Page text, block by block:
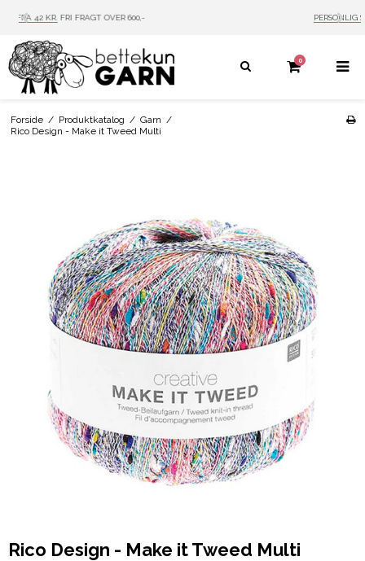
PERSONLIG SERVICE MAIL: INFO@BETTEKUN.DK
0
Forside / Produktkatalog / Garn /
Rico Design - Make it Tweed Multi
Rico Design - Make it Tweed Multi